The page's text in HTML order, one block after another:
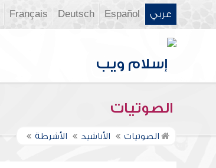
عربي Español
Deutsch
Français
الصوتيات
الصوتيات الأناشيد الأشرطة